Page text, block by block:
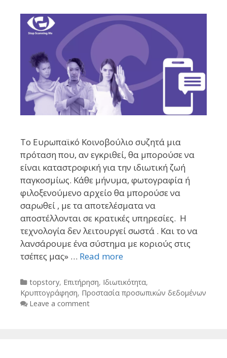
Το Ευρωπαϊκό Κοινοβούλιο συζητά μια
πρόταση που, αν εγκριθεί, θα μπορούσε να
είναι καταστροφική για την ιδιωτική ζωή
παγκοσμίως. Κάθε μήνυμα, φωτογραφία ή
φιλοξενούμενο αρχείο θα μπορούσε να
σαρωθεί , με τα αποτελέσματα να
αποστέλλονται σε κρατικές υπηρεσίες. Η
τεχνολογία δεν λειτουργεί σωστά . Και το να
λανσάρουμε ένα σύστημα με κοριούς στις
τσέπες μας» … Read more
Categories
topstory, Επιτήρηση, Ιδιωτικότητα,
Κρυπτογράφηση, Προστασία προσωπικών δεδομένων
Leave a comment